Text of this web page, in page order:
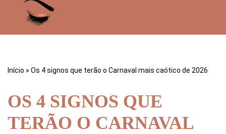
Início » Os 4 signos que terão o Carnaval mais caótico de 2026
OS 4 SIGNOS QUE
TERÃO O CARNAVAL